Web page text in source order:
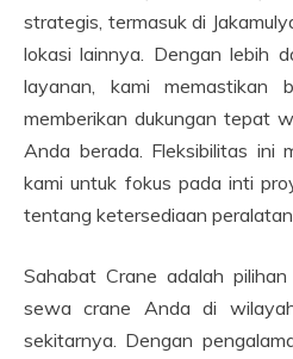
strategis, termasuk di
lokasi lainnya. Dengan lebih
layanan, kami memastikan
memberikan dukungan tepat
Anda berada. Fleksibilitas ini
kami untuk fokus pada inti
tentang ketersediaan
Sahabat Crane adalah
sewa crane Anda di
sekitarnya. Dengan